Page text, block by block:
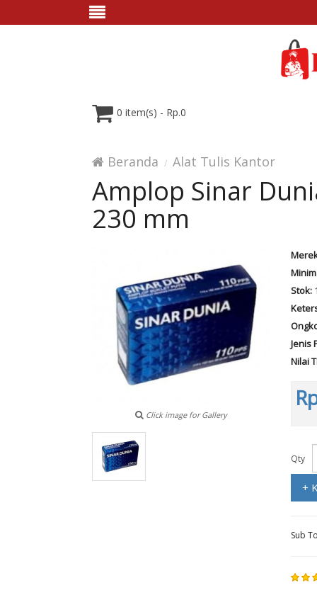
0 item(s) - Rp.0
Beranda Alat Tulis Kantor
Amplop Sinar
230 mm
Click image for Gallery
Stok:
Jenis
Nilai
Qty
+
Sub